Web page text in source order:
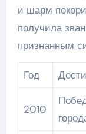
и шарм
получила
признанным
Год
2010